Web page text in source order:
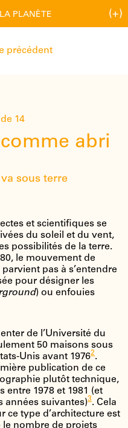
PLANÈTE (+)
précédent
14
abri
sous terre
et scientifiques se
du soleil et du vent,
possibilités de la terre.
le mouvement de
pas à s’entendre
pour désigner les
) ou enfouies
de l’Université du
50 maisons sous
Unis avant 19762.
publication de ce
plutôt technique,
entre 1978 et 1981 (et
années suivantes)3. Cela
ce type d’architecture est
le nombre de projets